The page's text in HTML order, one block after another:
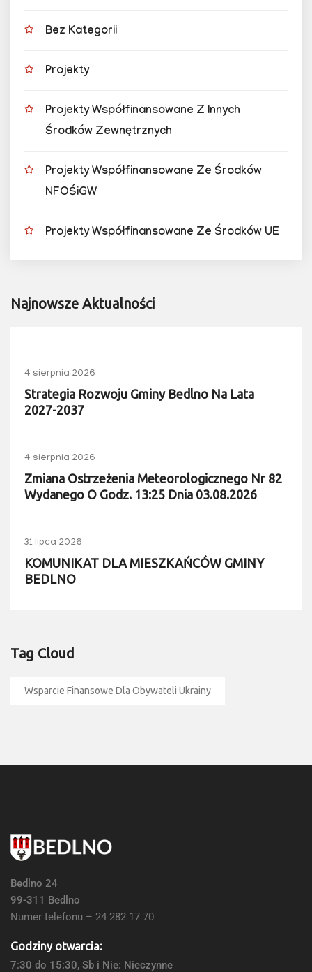
Bez Kategorii
Projekty
Projekty Współfinansowane Z Innych
Środków Zewnętrznych
Projekty Współfinansowane Ze Środków
NFOŚiGW
Projekty Współfinansowane Ze Środków UE
Najnowsze Aktualności
4 sierpnia 2026
Strategia Rozwoju Gminy Bedlno Na Lata
2027-2037
4 sierpnia 2026
Zmiana Ostrzeżenia Meteorologicznego Nr 82
Wydanego O Godz. 13:25 Dnia 03.08.2026
31 lipca 2026
KOMUNIKAT DLA MIESZKAŃCÓW GMINY
BEDLNO
Tag Cloud
Wsparcie Finansowe Dla Obywateli Ukrainy
Bedlno 24
99-311 Bedlno
Numer telefonu – 24 282 17 70
Godziny otwarcia:
7:30 do 15:30, Sb i Nie: Nieczynne